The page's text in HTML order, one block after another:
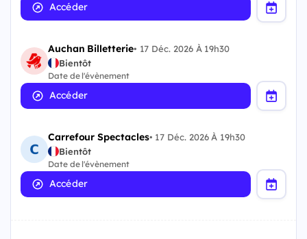
Accéder
Auchan Billetterie• 17 Déc. 2026 À 19h30
Bientôt
Date de l'évènement
Accéder
Carrefour Spectacles• 17 Déc. 2026 À 19h30
Bientôt
Date de l'évènement
Accéder